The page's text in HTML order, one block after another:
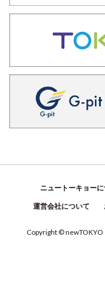
ニュートーキョー
運営会社について
Copyright © newTOKYO